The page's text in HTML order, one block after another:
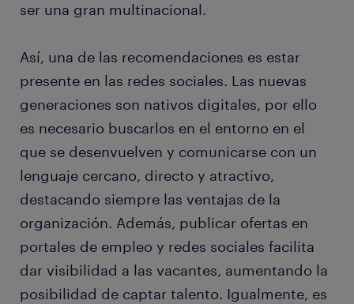
ser una gran multinacional.
Así, una de las recomendaciones es estar
presente en las redes sociales. Las nuevas
generaciones son nativos digitales, por ello
es necesario buscarlos en el entorno en el
que se desenvuelven y comunicarse con un
lenguaje cercano, directo y atractivo,
destacando siempre las ventajas de la
organización. Además, publicar ofertas en
portales de empleo y redes sociales facilita
dar visibilidad a las vacantes, aumentando la
posibilidad de captar talento. Igualmente, es